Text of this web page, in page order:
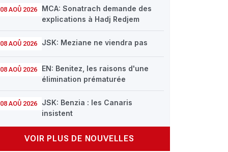
08 AOÛ 2026
MCA: Sonatrach demande des
explications à Hadj Redjem
08 AOÛ 2026 JSK: Meziane ne viendra pas
08 AOÛ 2026
EN: Benitez, les raisons d'une
élimination prématurée
08 AOÛ 2026
JSK: Benzia : les Canaris
insistent
VOIR PLUS DE NOUVELLES